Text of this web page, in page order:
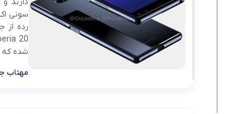
رده از
شده که
مهتاب